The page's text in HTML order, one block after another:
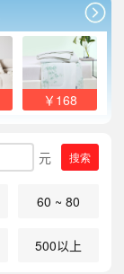
￥168
元 搜索
60 ~ 80
500以上